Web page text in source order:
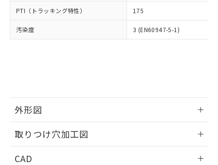
PTI（トラッキング特性） 175
汚染度 3 (EN60947-5-1)
外形図
取りつけ穴加工図
CAD
※当社の共同利用者とは、"個人情報
の「1.共同利
用者の範囲」に記載されている法人を
EU RoHS指令（10物質）の非含有証明書
51物質の非含有証明書（当社基準）
※本証明書は発行日時点で非含有を証明す
るもので、過去に遡って非含有を証明する
していることから、特段のことがない限
り、2022年1月12日より割愛しておりま
す。